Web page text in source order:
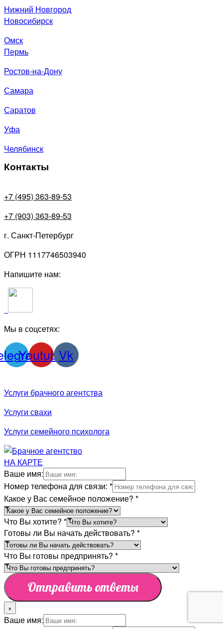
Нижний Новгород
Новосибирск
Омск
Пермь
Ростов-на-Дону
Самара
Саратов
Уфа
Челябинск
Контакты
+7 (495) 363-89-53
+7 (903) 363-89-53
г. Санкт-Петербург
ОГРН 1117746503940
Напишите нам:
Мы в соцсетях:
YoutubeVk
Услуги брачного агентства
Услуги свахи
Услуги семейного психолога
НА КАРТЕ
Ваше имя:
Номер телефона для связи: *
Какое у Вас семейное положение? *
Что Вы хотите? *
Готовы ли Вы начать действовать? *
Что Вы готовы предпринять? *
Отправить ответы
×
Ваше имя: